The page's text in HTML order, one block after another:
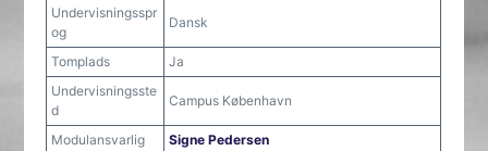
Undervisningsspr
og
Dansk
Tomplads
Ja
Undervisningsste
d
Campus København
Modulansvarlig
Signe Pedersen